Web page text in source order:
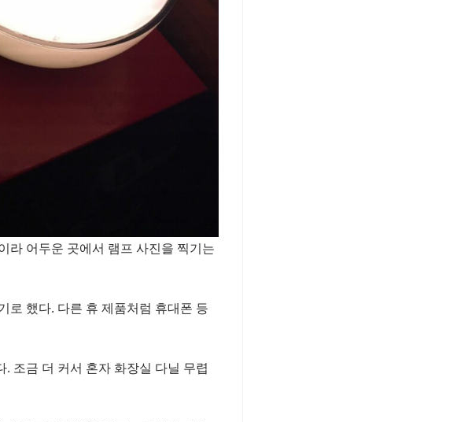
라 어두운 곳에서 램프 사진을 찍기는
로 했다. 다른 휴 제품처럼 휴대폰 등
조금 더 커서 혼자 화장실 다닐 무렵